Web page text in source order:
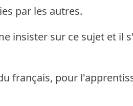
par les autres.
insister sur ce sujet et il
français, pour